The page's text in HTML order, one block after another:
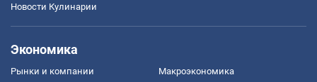
Новости Кулинарии
Экономика
Рынки и компании Mакроэкономика